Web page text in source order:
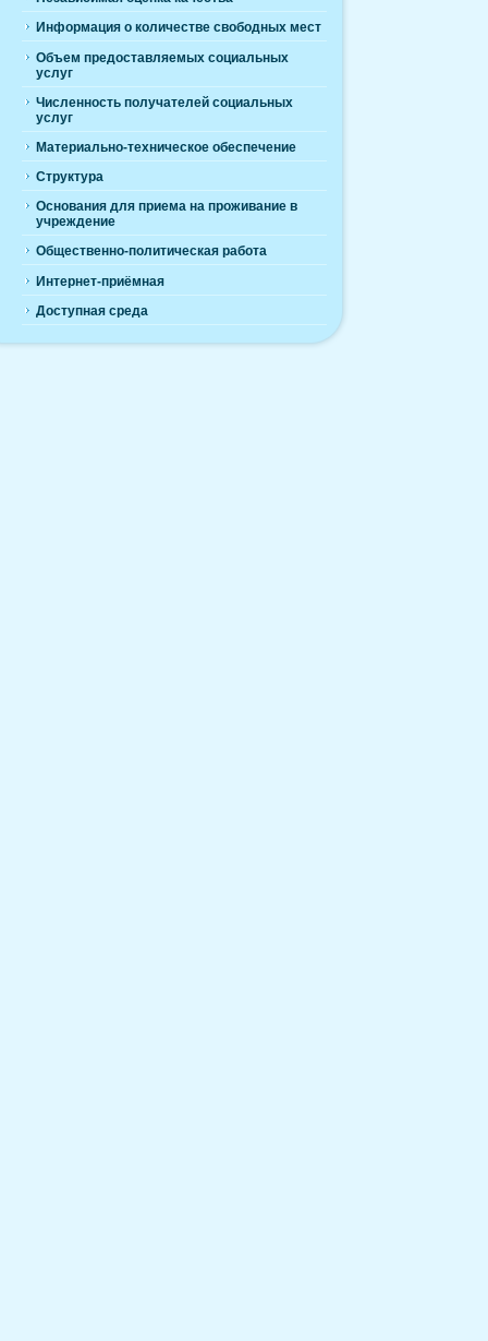
Информация о количестве свободных мест
Объем предоставляемых социальных
услуг
Численность получателей социальных
услуг
Материально-техническое обеспечение
Структура
Основания для приема на проживание в
учреждение
Общественно-политическая работа
Интернет-приёмная
Доступная среда